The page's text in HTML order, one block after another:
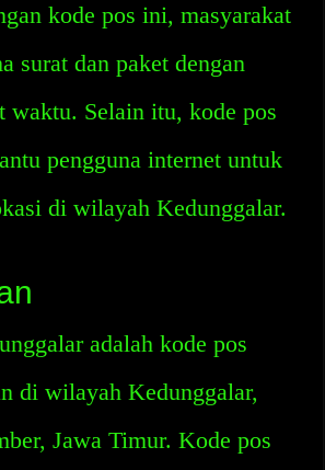
kode pos ini, masyarakat
surat dan paket dengan
waktu. Selain itu, kode pos
pengguna internet untuk
di wilayah Kedunggalar.
adalah kode pos
di wilayah Kedunggalar,
Jawa Timur. Kode pos